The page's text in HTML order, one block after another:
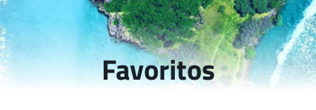
Favoritos